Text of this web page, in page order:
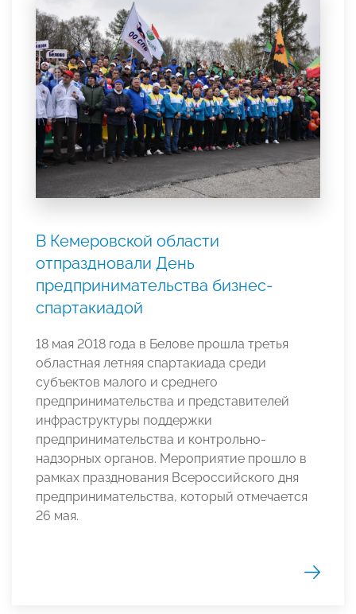
В Кемеровской области
отпраздновали День
предпринимательства бизнес-
спартакиадой
18 мая 2018 года в Белове прошла третья
областная летняя спартакиада среди
субъектов малого и среднего
предпринимательства и представителей
инфраструктуры поддержки
предпринимательства и контрольно-
надзорных органов. Мероприятие прошло в
рамках празднования Всероссийского дня
предпринимательства, который отмечается
26 мая.